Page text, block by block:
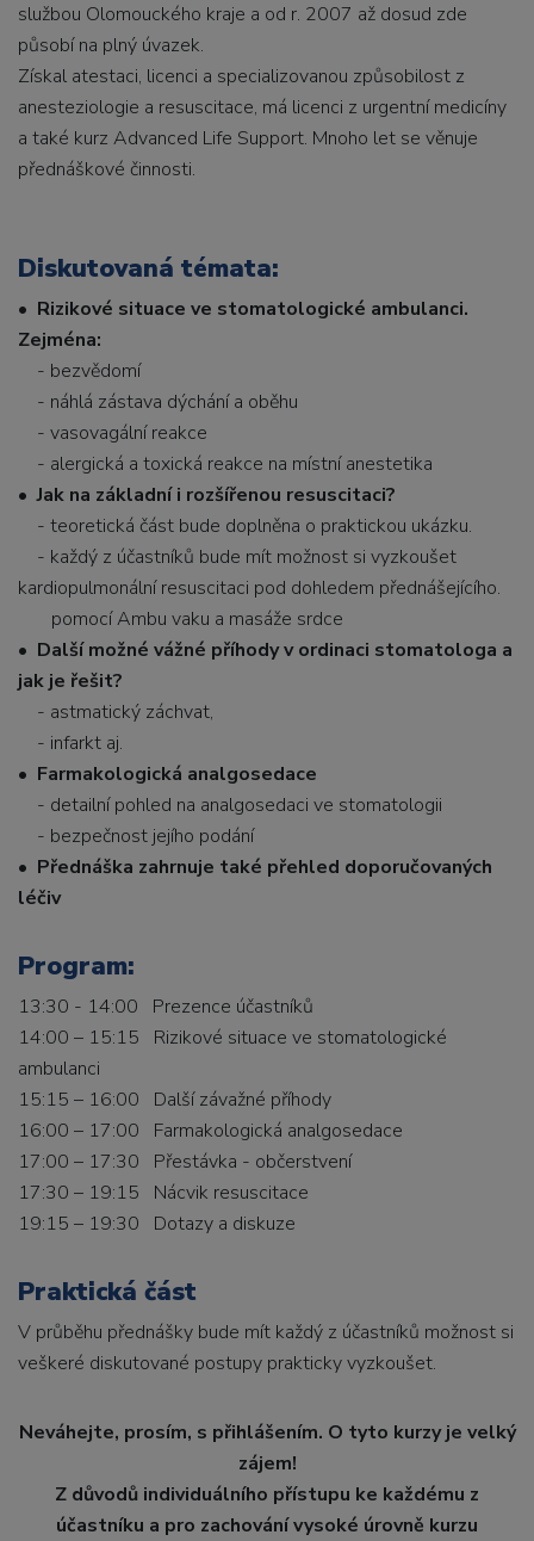
službou Olomouckého kraje a od r. 2007 až dosud zde
působí na plný úvazek.
Získal atestaci, licenci a specializovanou způsobilost z
anesteziologie a resuscitace, má licenci z urgentní medicíny
a také kurz Advanced Life Support. Mnoho let se věnuje
přednáškové činnosti.
Diskutovaná témata:
• Rizikové situace ve stomatologické ambulanci.
Zejména:
- bezvědomí
- náhlá zástava dýchání a oběhu
- vasovagální reakce
- alergická a toxická reakce na místní anestetika
•Jak na základní i rozšířenou resuscitaci?
- teoretická část bude doplněna o praktickou ukázku.
- každý z účastníků bude mít možnost si vyzkoušet
kardiopulmonální resuscitaci pod dohledem přednášejícího.
pomocí Ambu vaku a masáže srdce
• Další možné vážné příhody v ordinaci stomatologa a
jak je řešit?
- astmatický záchvat,
- infarkt aj.
• Farmakologická analgosedace
- detailní pohled na analgosedaci ve stomatologii
- bezpečnost jejího podání
• Přednáška zahrnuje také přehled doporučovaných
léčiv
Program:
13:30 - 14:00 Prezence účastníků
14:00 – 15:15 Rizikové situace ve stomatologické
ambulanci
15:15 – 16:00 Další závažné příhody
16:00 – 17:00 Farmakologická analgosedace
17:00 – 17:30 Přestávka - občerstvení
17:30 – 19:15 Nácvik resuscitace
19:15 – 19:30 Dotazy a diskuze
Praktická část
V průběhu přednášky bude mít každý z účastníků možnost si
veškeré diskutované postupy prakticky vyzkoušet.
Neváhejte, prosím, s přihlášením. O tyto kurzy je velký
zájem!
Z důvodů individuálního přístupu ke každému z
účastníku a pro zachování vysoké úrovně kurzu